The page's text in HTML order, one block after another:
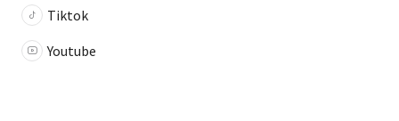
Tiktok
Youtube